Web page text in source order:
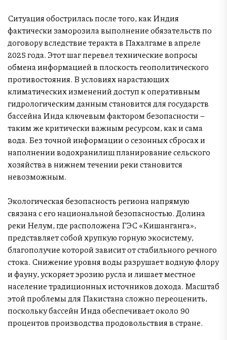
Ситуация обострилась после того, как Индия
фактически заморозила выполнение обязательств по
договору вследствие теракта в Пахалгаме в апреле
2025 года. Этот шаг перевел технические вопросы
обмена информацией в плоскость геополитического
противостояния. В условиях нарастающих
климатических изменений доступ к оперативным
гидрологическим данным становится для государств
бассейна Инда ключевым фактором безопасности –
таким же критически важным ресурсом, как и сама
вода. Без точной информации о сезонных сбросах и
наполнении водохранилищ планирование сельского
хозяйства в нижнем течении реки становится
невозможным.
Экологическая безопасность региона напрямую
связана с его национальной безопасностью. Долина
реки Нелум, где расположена ГЭС «Кишанганга»,
представляет собой хрупкую горную экосистему,
благополучие которой зависит от стабильного речного
стока. Снижение уровня воды разрушает водную флору
и фауну, ускоряет эрозию русла и лишает местное
население традиционных источников дохода. Масштаб
этой проблемы для Пакистана сложно переоценить,
поскольку бассейн Инда обеспечивает около 90
процентов производства продовольствия в стране.